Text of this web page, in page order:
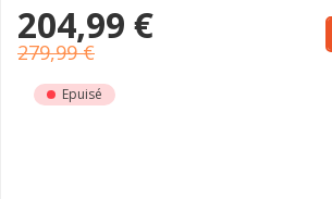
204,99 €
279,99 €
Epuisé